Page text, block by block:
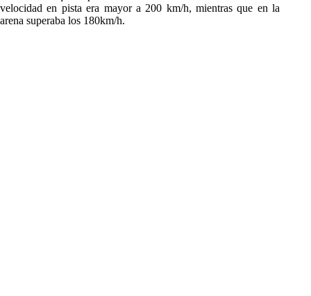
velocidad en pista era mayor a 200 km/h, mientras que en la
arena superaba los 180km/h.